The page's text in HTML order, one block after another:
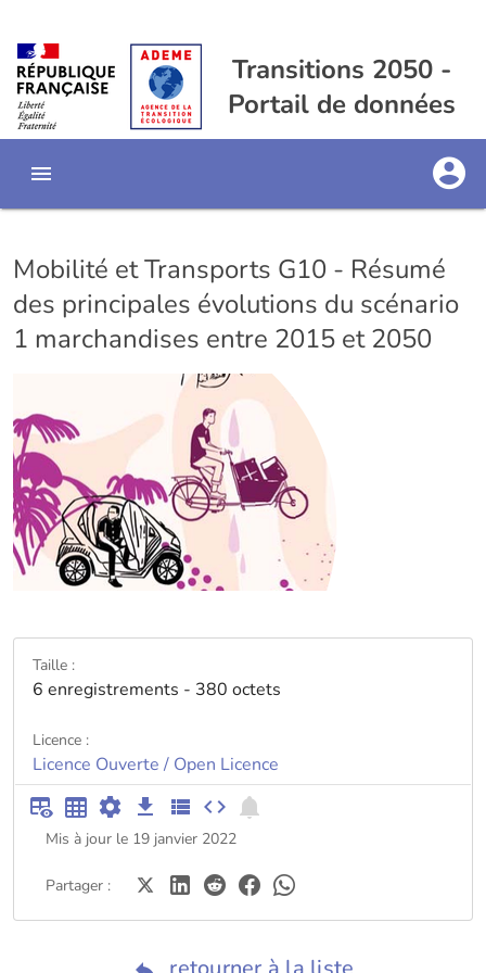
Transitions 2050 -
Portail de données
Mobilité et Transports G10 - Résumé
des principales évolutions du scénario
1 marchandises entre 2015 et 2050
Taille :
6 enregistrements - 380 octets
Licence :
Licence Ouverte / Open Licence
Mis à jour le 19 janvier 2022
Partager :